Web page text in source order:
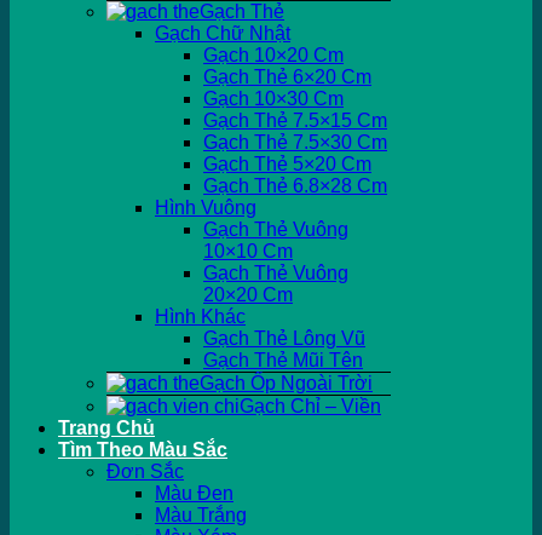
Gạch Thẻ
Gạch Chữ Nhật
Gạch 10×20 Cm
Gạch Thẻ 6×20 Cm
Gạch 10×30 Cm
Gạch Thẻ 7.5×15 Cm
Gạch Thẻ 7.5×30 Cm
Gạch Thẻ 5×20 Cm
Gạch Thẻ 6.8×28 Cm
Hình Vuông
Gạch Thẻ Vuông
10×10 Cm
Gạch Thẻ Vuông
20×20 Cm
Hình Khác
Gạch Thẻ Lông Vũ
Gạch Thẻ Mũi Tên
Gạch Ốp Ngoài Trời
Gạch Chỉ – Viền
Trang Chủ
Tìm Theo Màu Sắc
Đơn Sắc
Màu Đen
Màu Trắng